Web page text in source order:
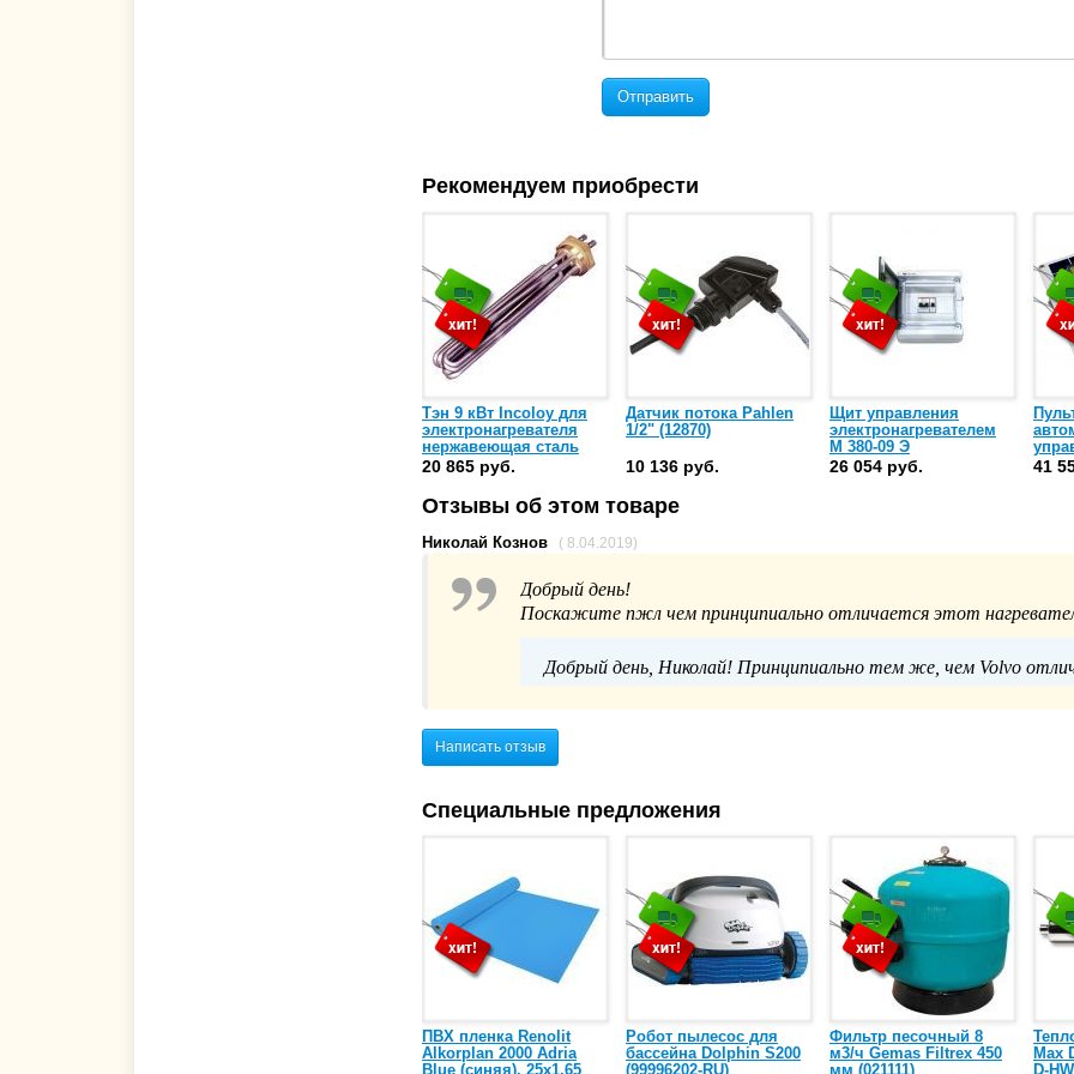
Отправить
Рекомендуем приобрести
Тэн 9 кВт Incoloy для
электронагревателя
нержавеющая сталь
Pahlen (127544 /
20 865 руб.
Датчик потока Pahlen
1/2" (12870)
10 136 руб.
Щит управления
электронагревателем
М 380-09 Э
26 054 руб. 41
Отзывы об этом товаре
Николай Кознов ( 8.04.2019)
Добрый день!
Поскажите пжл чем принципиально отличается этот
Добрый день, Николай! Принципиально тем же, чем Volvo
Написать отзыв
Специальные предложения
ПВХ пленка Renolit
Alkorplan 2000 Adria
Blue (синяя), 25х1,65
Робот пылесос для
бассейна Dolphin S200
(99996202-RU)
Фильтр песочный 8
м3/ч Gemas Filtrex 450
мм (021111)
Max
D-